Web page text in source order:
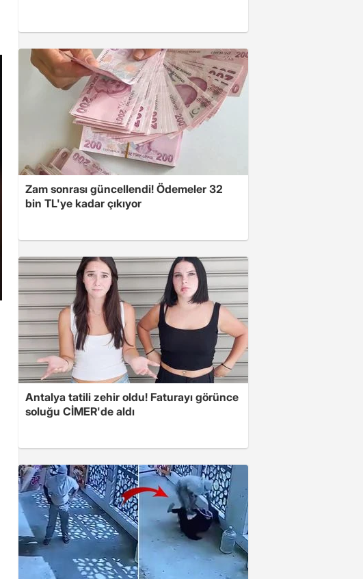
Zam sonrası güncellendi! Ödemeler 32
bin TL'ye kadar çıkıyor
Antalya tatili zehir oldu! Faturayı görünce
soluğu CİMER'de aldı